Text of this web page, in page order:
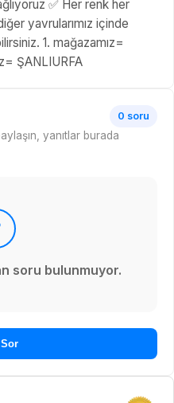
✅ Her renk her
yavrularımız içinde
1. mağazamız=
ŞANLIURFA
0 soru
yanıtlar burada
soru bulunmuyor.